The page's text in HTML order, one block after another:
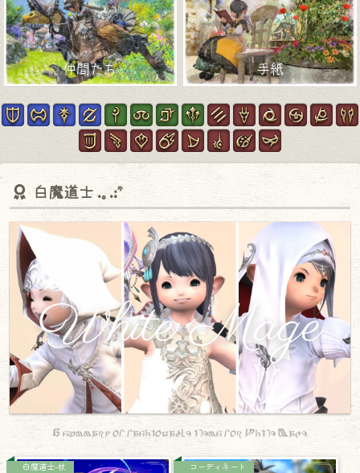
仲間たち 手紙
白魔道士
A summary of fashionable items for White Mage.
白魔道士-杖 コーディネート